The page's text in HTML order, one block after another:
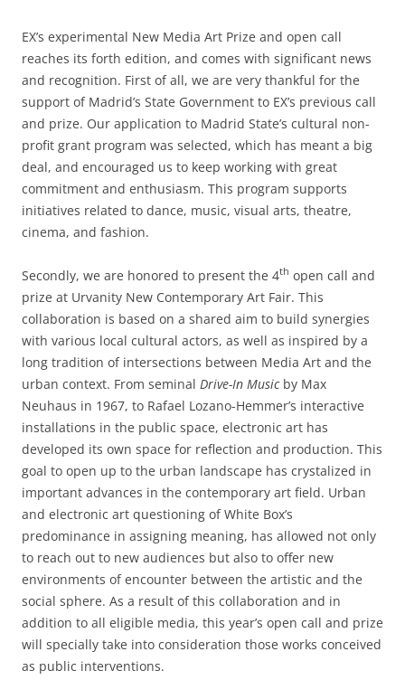
EX’s experimental New Media Art Prize and open call
reaches its forth edition, and comes with significant news
and recognition. First of all, we are very thankful for the
support of Madrid’s State Government to EX’s previous call
and prize. Our application to Madrid State’s cultural non-
profit grant program was selected, which has meant a big
deal, and encouraged us to keep working with great
commitment and enthusiasm. This program supports
initiatives related to dance, music, visual arts, theatre,
cinema, and fashion.
Secondly, we are honored to present the 4th open call and
prize at Urvanity New Contemporary Art Fair. This
collaboration is based on a shared aim to build synergies
with various local cultural actors, as well as inspired by a
long tradition of intersections between Media Art and the
urban context. From seminal Drive-In Musicby Max
Neuhaus in 1967, to Rafael Lozano-Hemmer’s interactive
installations in the public space, electronic art has
developed its own space for reflection and production. This
goal to open up to the urban landscape has crystalized in
important advances in the contemporary art field. Urban
and electronic art questioning of White Box’s
predominance in assigning meaning, has allowed not only
to reach out to new audiences but also to offer new
environments of encounter between the artistic and the
social sphere. As a result of this collaboration and in
addition to all eligible media, this year’s open call and prize
will specially take into consideration those works conceived
as public interventions.